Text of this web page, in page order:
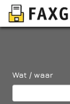
Wat / waar